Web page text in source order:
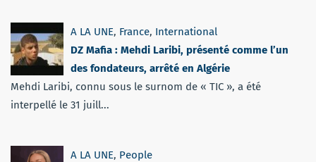
A LA UNE, France, International
DZ Mafia : Mehdi Laribi, présenté comme l’un
des fondateurs, arrêté en Algérie
Mehdi Laribi, connu sous le surnom de « TIC », a été
interpellé le 31 juill...
A LA UNE, People